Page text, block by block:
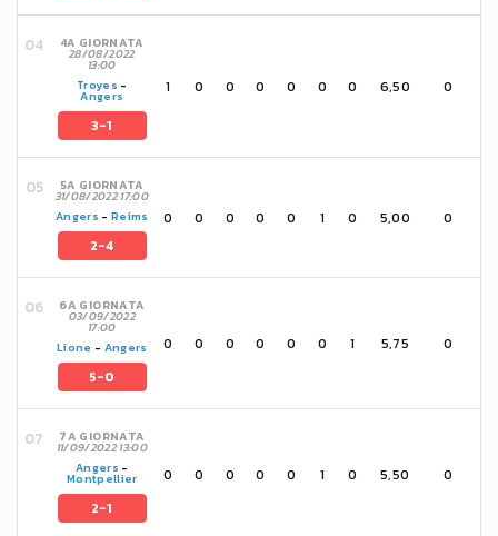
4A GIORNATA
28/08/2022
13:00
Troyes -
Angers
3-1
1 0 0 0 0 0 0 6,50 0
5A GIORNATA
31/08/2022 17:00
Angers -Reims
2-4
0 0 0 0 0 1 0 5,00 0
6A GIORNATA
03/09/2022
17:00
Lione - Angers
5-0
0 0 0 0 0 0 1 5,75 0
7A GIORNATA
11/09/2022 13:00
Angers -
Montpellier
2-1
0 0 0 0 0 1 0 5,50 0